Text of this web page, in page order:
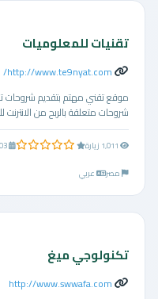
تقنيات للمعلوميات
http://www.te9nyat.com/
موقع تقني مهتم بتقديم شروحات تقنية
شروحات متعلقة بالربح من الانترنت
0.0 من 5 نجوم
2018-10-03
مصر
عربي
تكنولوجي ميغ
http://www.swwafa.com